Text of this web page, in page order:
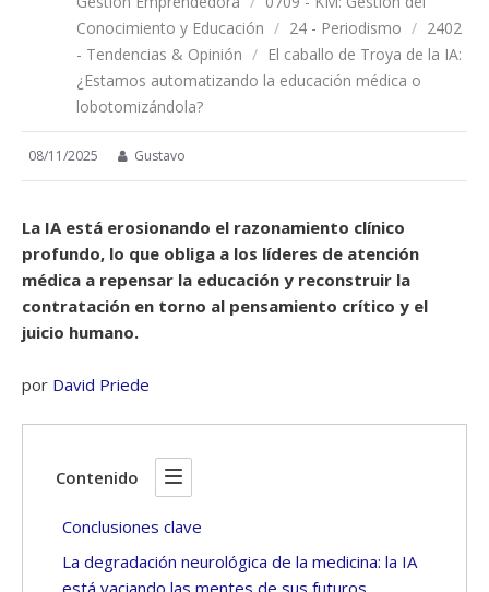
Conocimiento y Educación / 24 - Periodismo / 2402
- Tendencias & Opinión / El caballo de Troya de la IA:
¿Estamos automatizando la educación médica o
lobotomizándola?
08/11/2025 Gustavo
La IA está erosionando el razonamiento clínico
profundo, lo que obliga a los líderes de atención
médica a repensar la educación y reconstruir la
contratación en torno al pensamiento crítico y el
juicio humano.
por David Priede
Contenido
Conclusiones clave
La degradación neurológica de la medicina: la IA
está vaciando las mentes de sus futuros